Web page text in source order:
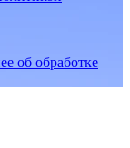
об обработке